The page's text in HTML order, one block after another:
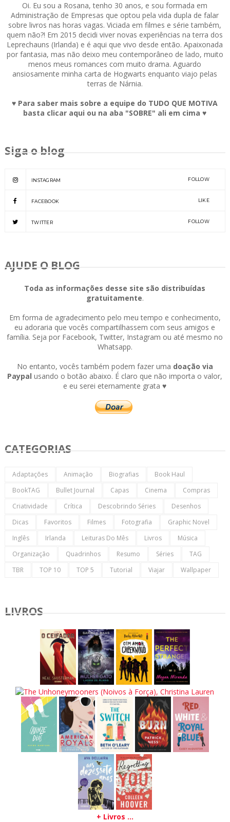
Oi. Eu sou a Rosana, tenho 30 anos, e sou formada em
Administração de Empresas que optou pela vida dupla de falar
sobre livros nas horas vagas. Viciada em filmes e série também,
quem não?! Em 2015 decidi viver novas experiências na terra dos
Leprechauns (Irlanda) e é aqui que vivo desde então. Apaixonada
por fantasia, mas não deixo meu contemporâneo de lado, muito
menos meus romances com muito drama. Aguardo
ansiosamente minha carta de Hogwarts enquanto viajo pelas
terras de Nárnia.
♥ Para saber mais sobre a equipe do TUDO QUE MOTIVA
basta clicar aqui ou na aba "SOBRE" ali em cima ♥
Siga o blog
INSTAGRAM FOLLOW
FACEBOOK LIKE
TWITTER FOLLOW
AJUDE O BLOG
Toda as informações desse site são distribuídas
gratuitamente.
Em forma de agradecimento pelo meu tempo e conhecimento,
eu adoraria que vocês compartilhassem com seus amigos e
família. Seja por Facebook, Twitter, Instagram ou até mesmo no
Whatsapp.
No entanto, vocês também podem fazer uma doação via
Paypal usando o botão abaixo. É claro que não importa o valor,
e eu serei eternamente grata ♥
CATEGORIAS
Adaptações Animação Biografias
Book Haul
BookTAG
Bullet Journal Capas Cinema
Compras
Criatividade
Crítica Descobrindo Séries
Desenhos
Dicas
Favoritos Filmes Fotografia
Graphic Novel
Inglês
Irlanda Leituras Do Mês Livros
Música
Organização
Quadrinhos Resumo Séries
TAG
TBR
TOP 10 TOP 5 Tutorial Viajar Wallpaper
LIVROS
+ Livros ...